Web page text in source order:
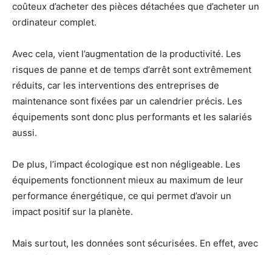
coûteux d’acheter des pièces détachées que d’acheter un
ordinateur complet.
Avec cela, vient l’augmentation de la productivité. Les
risques de panne et de temps d’arrêt sont extrêmement
réduits, car les interventions des entreprises de
maintenance sont fixées par un calendrier précis. Les
équipements sont donc plus performants et les salariés
aussi.
De plus, l’impact écologique est non négligeable. Les
équipements fonctionnent mieux au maximum de leur
performance énergétique, ce qui permet d’avoir un
impact positif sur la planète.
Mais surtout, les données sont sécurisées. En effet, avec